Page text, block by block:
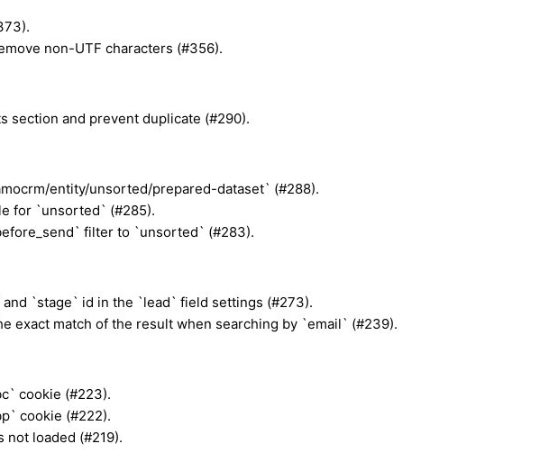
non-UTF characters (#356).
section and prevent duplicate (#290).
entity/unsorted/prepared-dataset` (#288).
for `unsorted` (#285).
filter to `unsorted` (#283).
`stage` id in the `lead` field settings (#273).
exact match of the result when searching by `email` (#239).
cookie (#223).
cookie (#222).
loaded (#219).